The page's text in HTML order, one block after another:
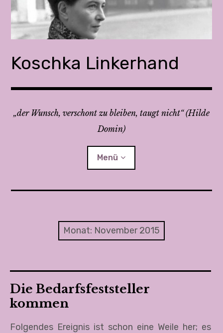
Koschka Linkerhand
„der Wunsch, verschont zu bleiben, taugt nicht“ (Hilde
Domin)
Menü
Die Irrfahrten der Anne Bonnie
Um mein Leben
Polittexte
Monat: November 2015
Die Bedarfsfeststeller
kommen
Folgendes Ereignis ist schon eine Weile her; es